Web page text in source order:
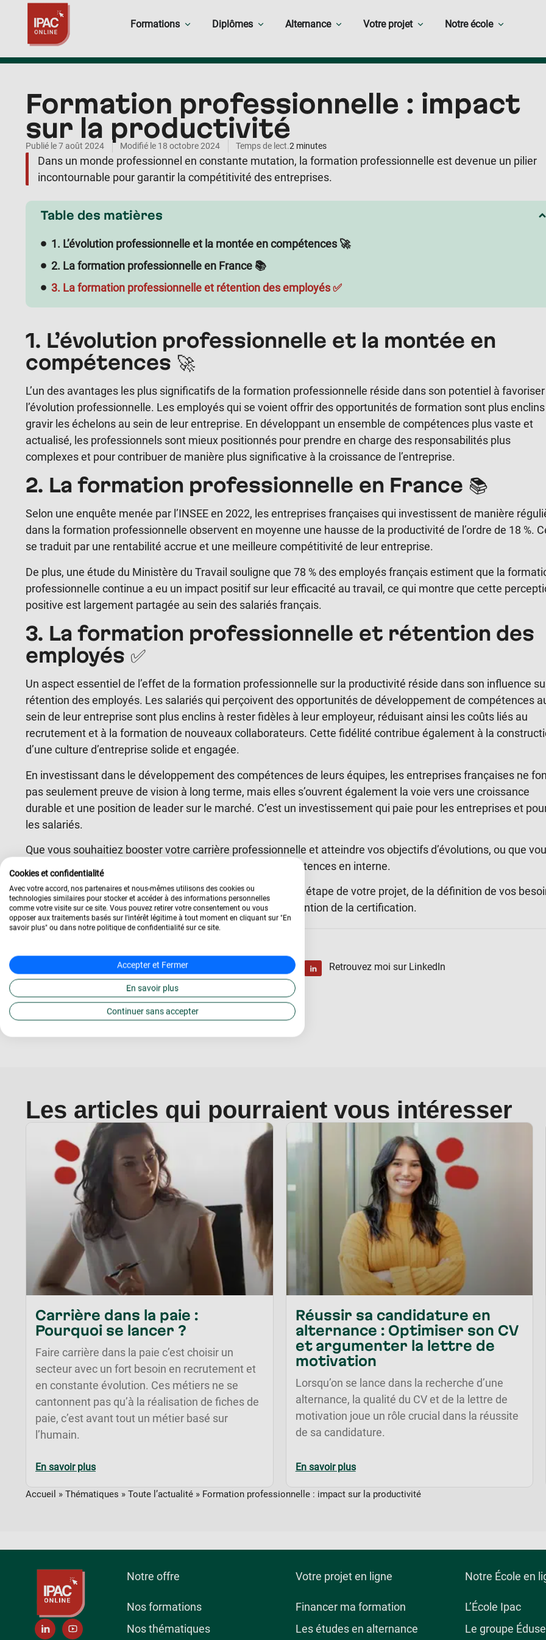
Formations Diplômes Alternance Votre projet Notre école
Formation professionnelle : impact
sur la productivité
Publié le7 août 2024 Modifié le 18 octobre 2024 Temps de lect.2 minutes
Dans un monde professionnel en constante mutation, la formation professionnelle est devenue un pilier
incontournable pour garantir la compétitivité des entreprises.
Table des matières
1. L’évolution professionnelle et la montée en compétences 🚀
2. La formation professionnelle en France 📚
3. La formation professionnelle et rétention des employés ✅
1. L’évolution professionnelle et la montée en
compétences 🚀
L’un des avantages les plus significatifs de la formation professionnelle réside dans son potentiel à favoriser
l’évolution professionnelle. Les employés qui se voient offrir des opportunités de formation sont plus enclins
gravir les échelons au sein de leur entreprise. En développant un ensemble de compétences plus vaste et
actualisé, les professionnels sont mieux positionnés pour prendre en charge des responsabilités plus
complexes et pour contribuer de manière plus significative à la croissance de l’entreprise.
2. La formation professionnelle en France 📚
Selon une enquête menée par l’INSEE en 2022, les entreprises françaises qui investissent de manière
dans la formation professionnelle observent en moyenne une hausse de la productivité de l’ordre de 18 %.
se traduit par une rentabilité accrue et une meilleure compétitivité de leur entreprise.
De plus, une étude du Ministère du Travail souligne que 78 % des employés français estiment que la
professionnelle continue a eu un impact positif sur leur efficacité au travail, ce qui montre que cette
positive est largement partagée au sein des salariés français.
3. La formation professionnelle et rétention des
employés ✅
Un aspect essentiel de l’effet de la formation professionnelle sur la productivité réside dans son influence
rétention des employés. Les salariés qui perçoivent des opportunités de développement de compétences
sein de leur entreprise sont plus enclins à rester fidèles à leur employeur, réduisant ainsi les coûts liés au
recrutement et à la formation de nouveaux collaborateurs. Cette fidélité contribue également à la
d’une culture d’entreprise solide et engagée.
En investissant dans le développement des compétences de leurs équipes, les entreprises françaises ne
pas seulement preuve de vision à long terme, mais elles s’ouvrent également la voie vers une croissance
durable et une position de leader sur le marché. C’est un investissement qui paie pour les entreprises et
les salariés.
Que vous souhaitiez booster votre carrière professionnelle et atteindre vos objectifs d’évolutions, ou que
souhaitiez
formez vos salariés
et développer leurs compétences en interne.
Ipac Onlineet ses conseillers vous accompagne à chaque étape de votre projet, de la définition de vos
et objectifs, au financement de la formation, jusqu’à l’obtention de la certification.
Retrouvez moi sur LinkedIn
Les articles qui pourraient vous intéresser
Carrière dans la paie :
Pourquoi se lancer ?
Faire carrière dans la paie c’est choisir un
secteur avec un fort besoin en recrutement et
en constante évolution. Ces métiers ne se
cantonnent pas qu’à la réalisation de fiches de
paie, c’est avant tout un métier basé sur
l’humain.
En savoir plus
Réussir sa candidature en
alternance : Optimiser son CV
et argumenter la lettre de
motivation
Lorsqu’on se lance dans la recherche d’une
alternance, la qualité du CV et de la lettre de
motivation joue un rôle crucial dans la réussite
de sa candidature.
En savoir plus
Accueil » Thématiques » Toute l’actualité » Formation professionnelle : impact sur la productivité
Notre offre
Nos formations
Nos thématiques
Votre projet en ligne
Financer ma formation
Les études en alternance
Notre École en
L’École Ipac
Le groupe
Cookies et confidentialité
Avec votre accord, nos partenaires et nous-mêmes utilisons des cookies ou
technologies similaires pour stocker et accéder à des informations personnelles
comme votre visite sur ce site. Vous pouvez retirer votre consentement ou vous
opposer aux traitements basés sur l'intérêt légitime à tout moment en cliquant sur "En
savoir plus" ou dans notre politique de confidentialité sur ce site.
Accepter et Fermer
En savoir plus
Continuer sans accepter